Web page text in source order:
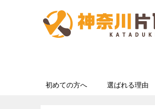
初めての方へ 選ばれる理由